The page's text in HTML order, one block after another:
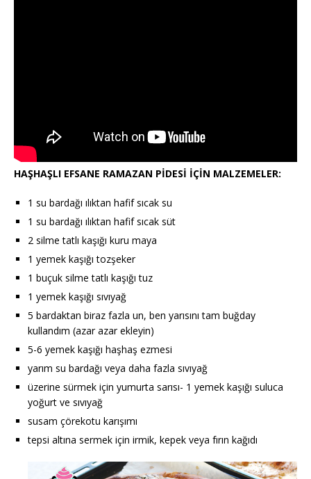
HAŞHAŞLI EFSANE RAMAZAN PİDESİ İÇİN MALZEMELER:
1 su bardağı ılıktan hafif sıcak su
1 su bardağı ılıktan hafif sıcak süt
2 silme tatlı kaşığı kuru maya
1 yemek kaşığı tozşeker
1 buçuk silme tatlı kaşığı tuz
1 yemek kaşığı sıvıyağ
5 bardaktan biraz fazla un, ben yarısını tam buğday
kullandım (azar azar ekleyin)
5-6 yemek kaşığı haşhaş ezmesi
yarım su bardağı veya daha fazla sıvıyağ
üzerine sürmek için yumurta sarısı- 1 yemek kaşığı suluca
yoğurt ve sıvıyağ
susam çörekotu karışımı
tepsi altına sermek için irmik, kepek veya fırın kağıdı